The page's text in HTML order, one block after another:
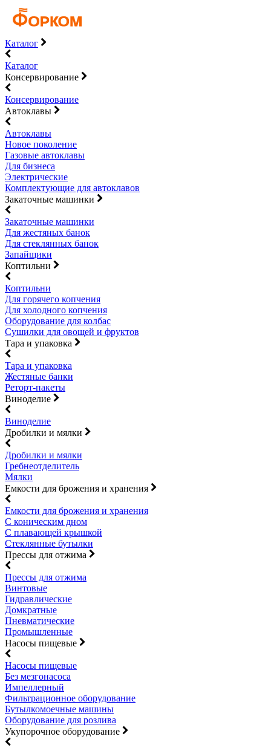
Каталог
Каталог
Консервирование
Консервирование
Автоклавы
Автоклавы
Новое поколение
Газовые автоклавы
Для бизнеса
Электрические
Комплектующие для автоклавов
Закаточные машинки
Закаточные машинки
Для жестяных банок
Для стеклянных банок
Запайщики
Коптильни
Коптильни
Для горячего копчения
Для холодного копчения
Оборудование для колбас
Сушилки для овощей и фруктов
Тара и упаковка
Тара и упаковка
Жестяные банки
Реторт-пакеты
Виноделие
Виноделие
Дробилки и мялки
Дробилки и мялки
Гребнеотделитель
Мялки
Емкости для брожения и хранения
Емкости для брожения и хранения
С коническим дном
С плавающей крышкой
Стеклянные бутылки
Прессы для отжима
Прессы для отжима
Винтовые
Гидравлические
Домкратные
Пневматические
Промышленные
Насосы пищевые
Насосы пищевые
Без мезгонасоса
Импеллерный
Фильтрационное оборудование
Бутылкомоечные машины
Оборудование для розлива
Укупорочное оборудование